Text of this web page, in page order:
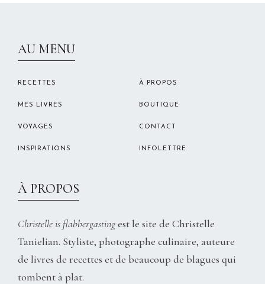
AU MENU
RECETTES
MES LIVRES
VOYAGES
INSPIRATIONS
À PROPOS
BOUTIQUE
CONTACT
INFOLETTRE
À PROPOS
Christelle is flabbergastingest le site de Christelle
Tanielian. Styliste, photographe culinaire, auteure
de livres de recettes et de beaucoup de blagues qui
tombent à plat.